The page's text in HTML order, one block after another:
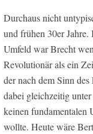
Durchaus nicht
und frühen 30er Jahre.
Umfeld war Brecht
Revolutionär als ein
der nach dem Sinn
dabei gleichzeitig
keinen fundamentalen
wollte. Heute wäre